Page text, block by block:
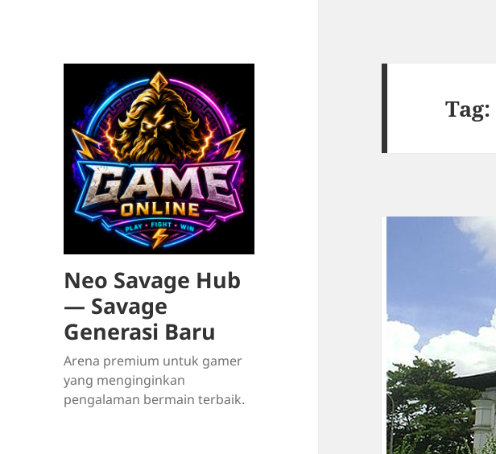
Neo Savage Hub
— Savage
Generasi Baru
Arena premium untuk gamer
yang menginginkan
pengalaman bermain terbaik.
Tag: